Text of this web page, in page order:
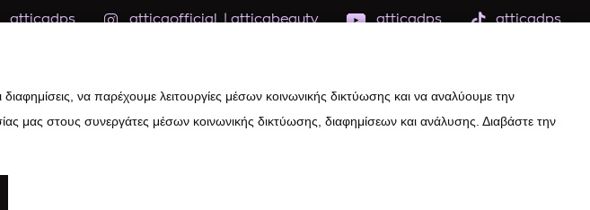
atticadps atticaofficial |atticabeauty atticadps atticadps
να παρέχουμε λειτουργίες μέσων κοινωνικής δικτύωσης και να αναλύουμε την
μας στους συνεργάτες μέσων κοινωνικής δικτύωσης, διαφημίσεων και ανάλυσης. Διαβάστε την